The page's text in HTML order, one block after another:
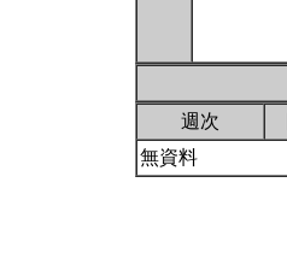
週次
無資料